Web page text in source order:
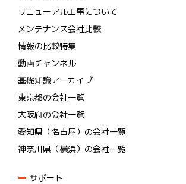
リニューアル工事について
メンテナンス会社比較
情報の比較特集
動画チャンネル
基礎知識アーカイブ
東京都の会社一覧
大阪府の会社一覧
愛知県（名古屋）の会社一覧
神奈川県（横浜）の会社一覧
サポート